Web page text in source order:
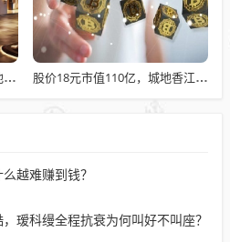
鸿蒙智行首款MPV 智界V9电池信息曝光：WLTC最远续航223km 股价18元市值110亿，城地香江却被查出连续7季财报失真
越难赚到钱？
瑷科缦全程抗衰为何叫好不叫座？